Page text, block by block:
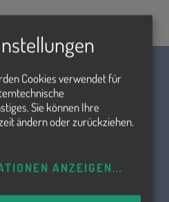
Cookies verwendet für
Sie können Ihre
ändern oder zurückziehen.
ANZEIGEN...